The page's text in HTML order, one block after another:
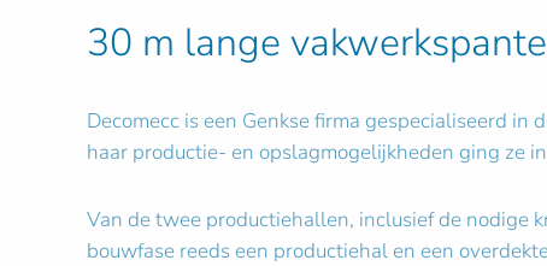
30 m lange
Decomecc is een Genkse firma gespecialiseerd
haar productie- en opslagmogelijkheden ging ze
Van de twee productiehallen, inclusief de nodige
bouwfase reeds een productiehal en een